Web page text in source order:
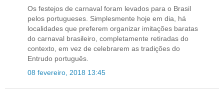
Os festejos de carnaval foram levados para o Brasil
pelos portugueses. Simplesmente hoje em dia, há
localidades que preferem organizar imitações baratas
do carnaval brasileiro, completamente retiradas do
contexto, em vez de celebrarem as tradições do
Entrudo português.
08 fevereiro, 2018 13:45